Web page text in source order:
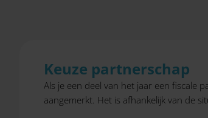
Keuze partnerschap
Als je een deel van het jaar een fiscale
aangemerkt. Het is afhankelijk van de